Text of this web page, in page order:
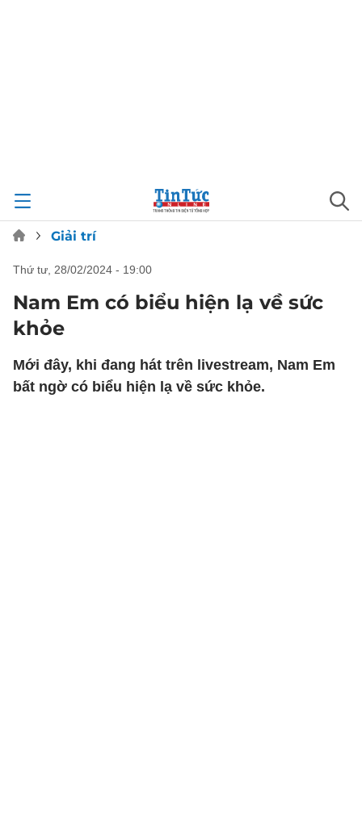
Giải trí
thứ tư, 28/02/2024 - 19:00
Nam Em có biểu hiện lạ về sức
khỏe
Mới đây, khi đang hát trên livestream, Nam Em
bất ngờ có biểu hiện lạ về sức khỏe.